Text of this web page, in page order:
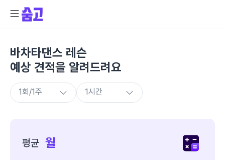
바차타댄스 레슨
예상 견적을 알려드려요
평균 월